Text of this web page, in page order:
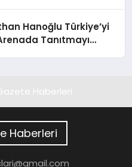
Hanoğlu Türkiye’yi
Tanıtmayı
Haberleri
Haberleri